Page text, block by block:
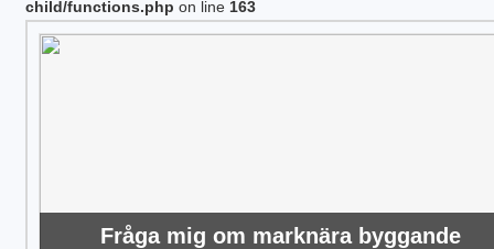
child/functions.php on line 163
Fråga mig om marknära byggande